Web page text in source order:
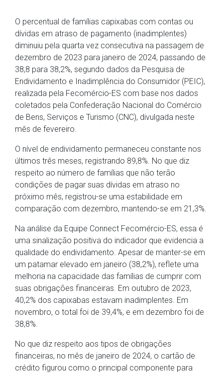
O percentual de famílias capixabas com contas ou
dívidas em atraso de pagamento (inadimplentes)
diminuiu pela quarta vez consecutiva na passagem de
dezembro de 2023 para janeiro de 2024, passando de
38,8 para 38,2%, segundo dados da Pesquisa de
Endividamento e Inadimplência do Consumidor (PEIC),
realizada pela Fecomércio-ES com base nos dados
coletados pela Confederação Nacional do Comércio
de Bens, Serviços e Turismo (CNC), divulgada neste
mês de fevereiro.
O nível de endividamento permaneceu constante nos
últimos três meses, registrando 89,8%. No que diz
respeito ao número de famílias que não terão
condições de pagar suas dívidas em atraso no
próximo mês, registrou-se uma estabilidade em
comparação com dezembro, mantendo-se em 21,3%.
Na análise da Equipe Connect Fecomércio-ES, essa é
uma sinalização positiva do indicador que evidencia a
qualidade do endividamento. Apesar de manter-se em
um patamar elevado em janeiro (38,2%), reflete uma
melhoria na capacidade das famílias de cumprir com
suas obrigações financeiras. Em outubro de 2023,
40,2% dos capixabas estavam inadimplentes. Em
novembro, o total foi de 39,4%, e em dezembro foi de
38,8%.
No que diz respeito aos tipos de obrigações
financeiras, no mês de janeiro de 2024, o cartão de
crédito figurou como o principal componente para